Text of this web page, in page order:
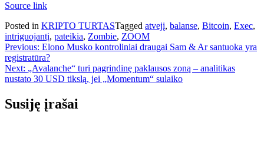
Source link
Posted in KRIPTO TURTASTagged atvejį, balanse, Bitcoin, Exec,
intriguojantį, pateikia, Zombie, ZOOM
Navigacija
tarp
įrašų
Previous: Elono Musko kontroliniai draugai Sam & Ar santuoka yra
registratūra?
Next: „Avalanche“ turi pagrindinę paklausos zoną – analitikas
nustato 30 USD tikslą, jei „Momentum“ sulaiko
Susiję įrašai